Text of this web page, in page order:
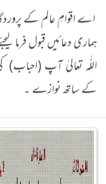
اے اقوامِ عالم کے
ہماری دعائیں قبول فرما
اللّٰہ تعالیٰ آپ (احباب)
کے ساتھ نوازے ۔